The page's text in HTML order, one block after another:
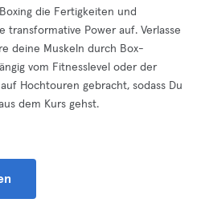
die Fertigkeiten und
transformative Power auf. Verlasse
deine Muskeln durch Box-
vom Fitnesslevel oder der
Hochtouren gebracht, sodass Du
dem Kurs gehst.